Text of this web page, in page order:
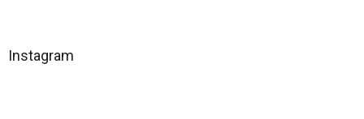
á
Instagram